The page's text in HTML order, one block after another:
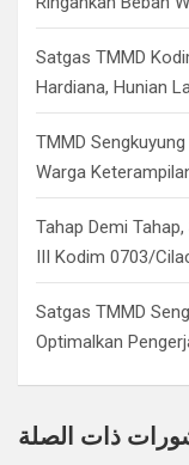
Satgas TMMD
Hardiana, Hunian
TMMD
Warga
Tahap Demi
III Kodim 0703/
Satgas TMMD
Optimalkan